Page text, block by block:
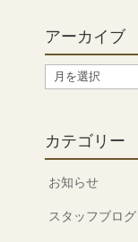
アーカイブ
ー
イ
ブ
カテゴリー
お知らせ
スタッフブログ